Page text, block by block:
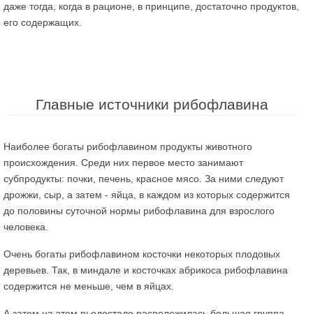
даже тогда, когда в рационе, в принципе, достаточно продуктов,
его содержащих.
Главные источники рибофлавина
Наиболее богаты рибофлавином продукты животного
происхождения. Среди них первое место занимают
субпродукты: почки, печень, красное мясо. За ними следуют
дрожжи, сыр, а затем - яйца, в каждом из которых содержится
до половины суточной нормы рибофлавина для взрослого
человека.
Очень богаты рибофлавином косточки некоторых плодовых
деревьев. Так, в миндале и косточках абрикоса рибофлавина
содержится не меньше, чем в яйцах.